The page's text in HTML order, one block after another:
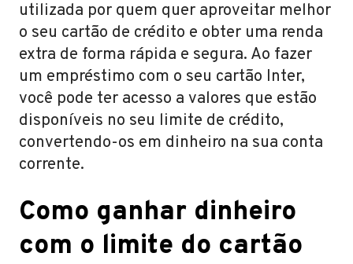
utilizada por quem quer aproveitar melhor
o seu cartão de crédito e obter uma renda
extra de forma rápida e segura. Ao fazer
um empréstimo com o seu cartão Inter,
você pode ter acesso a valores que estão
disponíveis no seu limite de crédito,
convertendo-os em dinheiro na sua conta
corrente.
Como ganhar dinheiro
com o limite do cartão